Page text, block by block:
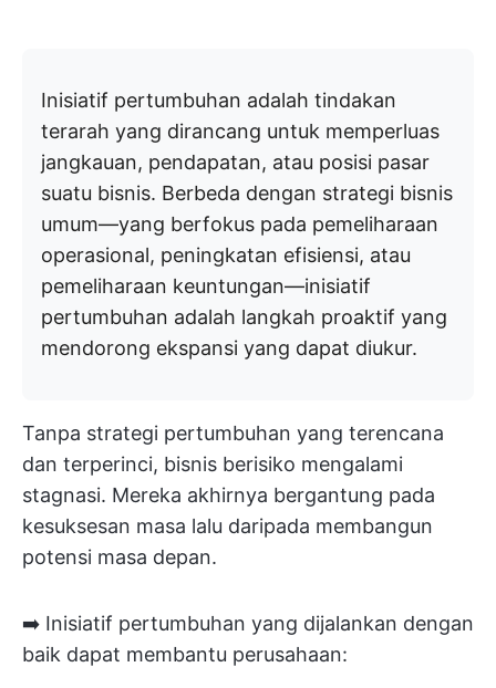
Inisiatif pertumbuhan adalah tindakan
terarah yang dirancang untuk memperluas
jangkauan, pendapatan, atau posisi pasar
suatu bisnis. Berbeda dengan strategi bisnis
umum—yang berfokus pada pemeliharaan
operasional, peningkatan efisiensi, atau
pemeliharaan keuntungan—inisiatif
pertumbuhan adalah langkah proaktif yang
mendorong ekspansi yang dapat diukur.
Tanpa strategi pertumbuhan yang terencana
dan terperinci, bisnis berisiko mengalami
stagnasi. Mereka akhirnya bergantung pada
kesuksesan masa lalu daripada membangun
potensi masa depan.
➡️ Inisiatif pertumbuhan yang dijalankan dengan
baik dapat membantu perusahaan: